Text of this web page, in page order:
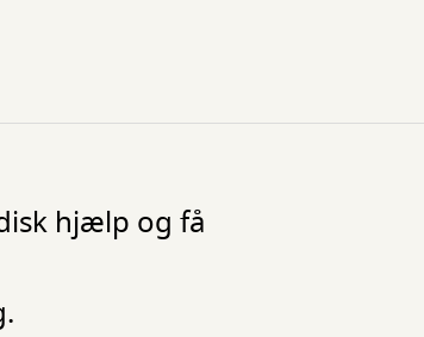
hjælp og få